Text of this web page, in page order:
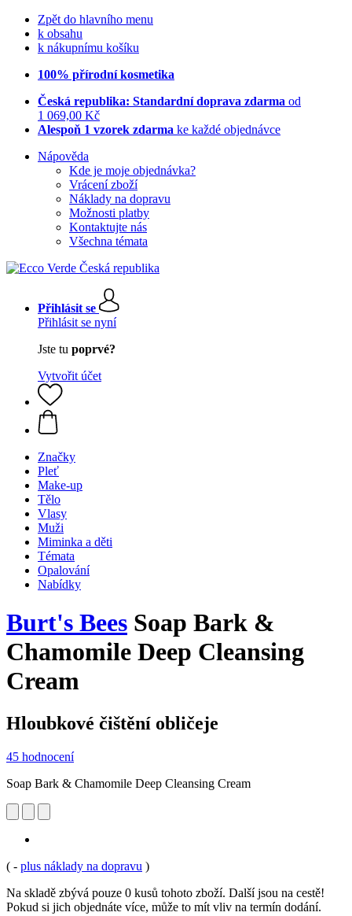
Zpět do hlavního menu
k obsahu
k nákupnímu košíku
100% přírodní kosmetika
Česká republika: Standardní doprava zdarma od
1 069,00 Kč
Alespoň 1 vzorek zdarma ke každé objednávce
Nápověda
Kde je moje objednávka?
Vrácení zboží
Náklady na dopravu
Možnosti platby
Kontaktujte nás
Všechna témata
Přihlásit se
Přihlásit se nyní
Jste tu poprvé?
Vytvořit účet
Značky
Pleť
Make-up
Tělo
Vlasy
Muži
Miminka a děti
Témata
Opalování
Nabídky
Burt's Bees Soap Bark &
Chamomile Deep Cleansing
Cream
Hloubkové čištění obličeje
45 hodnocení
Soap Bark & Chamomile Deep Cleansing Cream
( - plus náklady na dopravu )
Na skladě zbývá pouze 0 kusů tohoto zboží. Další jsou na cestě!
Pokud si jich objednáte více, může to mít vliv na termín dodání.